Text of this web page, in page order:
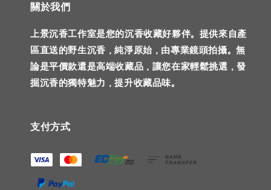
關於我們
上景沉香工作室是您的沉香收藏好夥伴。提供來自產
區直送的野生沉香，純淨原始，由專業鏡頭拍攝。無
論是平價款還是高端收藏品，讓您在家輕鬆挑選，發
掘沉香的獨特魅力，提升收藏品味。
支付方式